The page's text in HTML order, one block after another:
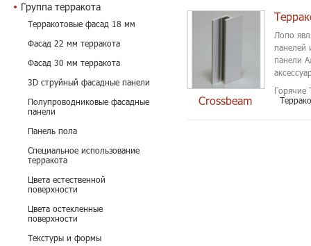
Группа терракота
Терракотовые фасад 18 мм
Фасад 22 мм терракота
Фасад 30 мм терракота
3D струйный фасадные панели
Полупроводниковые фасадные
панели
Панель пола
Специальное использование
терракота
Цвета естественной
поверхности
Цвета остекленные
поверхности
Текстуры и формы
Crossbeam
Лопо
панелей
панели
Горячие